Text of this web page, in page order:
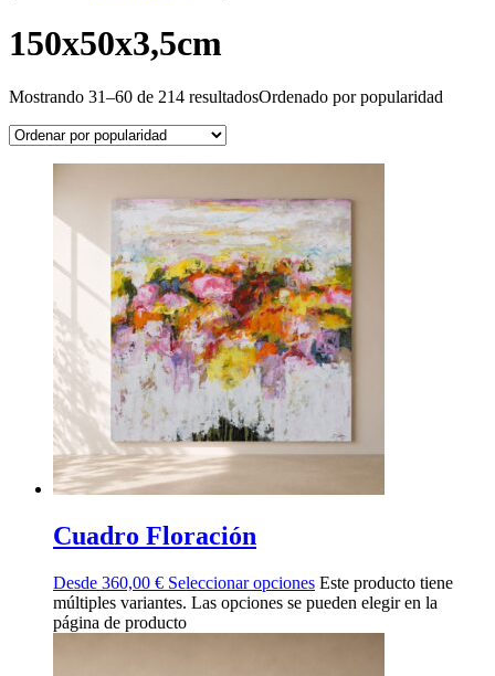
150x50x3,5cm
Mostrando 31–60 de 214 resultadosOrdenado por popularidad
Cuadro Floración
Desde 360,00 € Seleccionar opciones Este producto tiene
múltiples variantes. Las opciones se pueden elegir en la
página de producto